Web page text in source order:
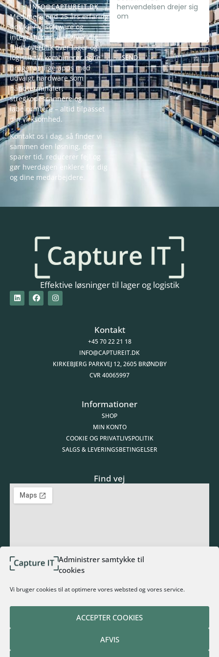
Administrer samtykke til
cookies
Vi bruger cookies til at optimere vores websted og vores service.
ACCEPTER COOKIES
AFVIS
INFO@CAPTUREIT.DK
Med mere end 25 års erfaring
udvikler vi software og
integrationer, der giver dig
fuldt overblik over lager og
logistik. Vi kombinerer egne
brugervenlige apps med
udvalgt hardware som
håndterminaler,
stregkodescannere og
labelprintere – altid tilpasset
din virksomhed.
Kontakt os i dag, så finder vi
sammen den løsning, der
sparer tid, reducerer fejl og
gør hverdagen enklere for dig
og dine medarbejdere.
SEND
Alternative:
Effektive løsninger til lager og logistik
Kontakt
+45 70 22 21 18
INFO@CAPTUREIT.DK
KIRKEBJERG PARKVEJ 12, 2605 BRØNDBY
CVR 40065997
Informationer
SHOP
MIN KONTO
COOKIE OG PRIVATLIVSPOLITIK
SALGS & LEVERINGSBETINGELSER
Find vej
Tilmeld nyhedsbrev
Alternative: